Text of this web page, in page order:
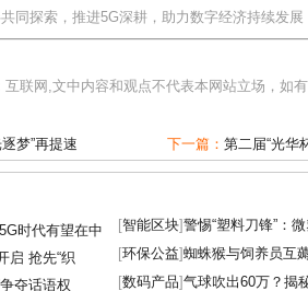
同探索，推进5G深耕，助力数字经济持续发
互联网,文中内容和观点不代表本网站立场，如
梦”再提速 下一篇： 第二届“光华
[智能区块]警惕“塑料刀锋”：
[环保公益]蜘蛛猴与饲养员互
[数码产品]气球吹出60万？揭